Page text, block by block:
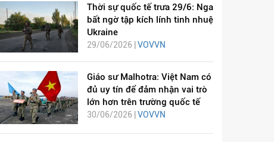
Thời sự quốc tế trưa 29/6: Nga
bất ngờ tập kích lính tinh nhuệ
Ukraine
29/06/2026 | VOVVN
Giáo sư Malhotra: Việt Nam có
đủ uy tín để đảm nhận vai trò
lớn hơn trên trường quốc tế
30/06/2026 | VOVVN